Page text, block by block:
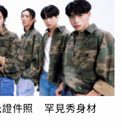
護尺寸的攻防大戰。煥鈞
提供）隊長祖安表示：「目前
裡不斷準備一些新作品，儘量
受。」哲言說：「現在很期待，
月的時間好好沉澱，鍛鍊身體，
的音樂作品。」子翔也表示期
作中休息一下，期待回來後能
「說真的有期待也有不捨，但
段時間過完，好好感受。入伍
希望能帶著更成熟的自己回來
證件照 罕見秀身材